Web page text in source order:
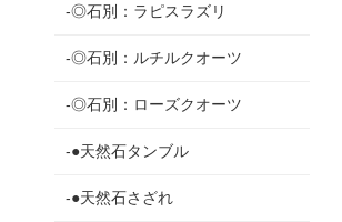
-◎石別：ラピスラズリ
-◎石別：ルチルクオーツ
-◎石別：ローズクオーツ
-●天然石タンブル
-●天然石さざれ